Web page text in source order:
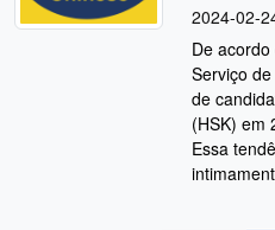
2024-02-
De
Serviço
de
(HSK) em
Essa